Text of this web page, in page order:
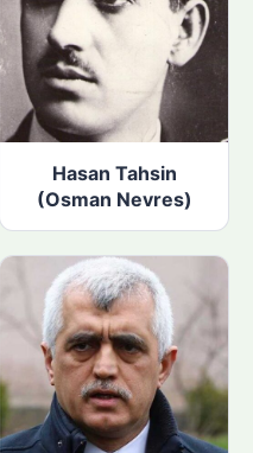
Hasan Tahsin
(Osman Nevres)